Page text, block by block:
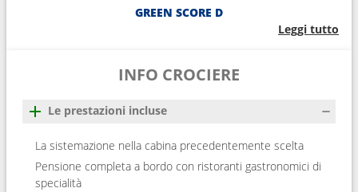
GREEN SCORE D
Leggi tutto
INFO CROCIERE
Le prestazioni incluse
La sistemazione nella cabina precedentemente scelta
Pensione completa a bordo con ristoranti gastronomici di
specialità